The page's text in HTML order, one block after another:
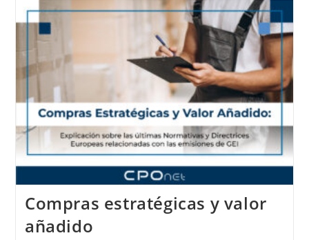
Compras estratégicas y valor
añadido